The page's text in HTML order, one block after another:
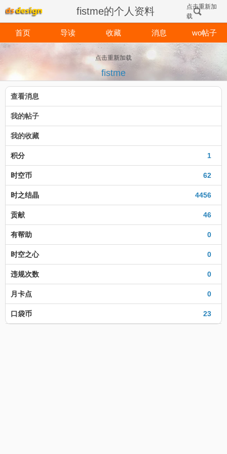
fistme的个人资料
点击重新加
载
首页 导读 收藏 消息 wo帖子
点击重新加载
fistme
查看消息
我的帖子
我的收藏
1
积分
62
时空币
4456
时之结晶
46
贡献
0
有帮助
0
时空之心
0
违规次数
0
月卡点
23
口袋币